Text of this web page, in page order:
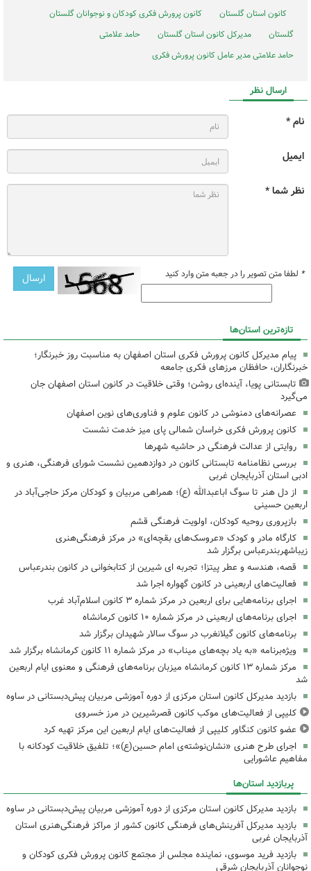
کانون استان گلستان
کانون پرورش فکری کودکان و نوجوانان گلستان
گلستان
مدیرکل کانون استان گلستان
حامد علامتی
حامد علامتی مدیر عامل کانون پرورش فکری
ارسال نظر
نام *
ایمیل
نظر شما *
* لطفا متن تصویر را در جعبه متن وارد کنید
تازه‌ترین استان‌ها
پیام مدیرکل کانون پرورش فکری استان اصفهان به مناسبت روز خبرنگار؛
خبرنگاران، حافظان مرزهای فکری جامعه
تابستانی پویا، آینده‌ای روشن؛ وقتی خلاقیت در کانون استان اصفهان جان
می‌گیرد
عصرانه‌های دمنوشی در کانون علوم و فناوری‌های نوین اصفهان
کانون پرورش فکری خراسان شمالی پای میز خدمت نشست
روایتی از عدالت فرهنگی در حاشیه شهرها
بررسی نظامنامه تابستانی کانون در دوازدهمین نشست شورای فرهنگی، هنری و
ادبی استان آذربایجان غربی
از دل هنر تا سوگ اباعبدالله (ع)؛ همراهی مربیان و کودکان مرکز حاجی‌آباد در
اربعین حسینی
بازپروری روحیه کودکان، اولویت فرهنگی قشم
کارگاه مادر و کودک «عروسک‌های بقچه‌ای» در مرکز فرهنگی‌هنری
زیباشهربندرعباس برگزار شد
قصه، هندسه و عطر پیتزا؛ تجربه ای شیرین از کتابخوانی در کانون بندرعباس
فعالیت‌های اربعینی در کانون گهواره اجرا شد
اجرای برنامه‌هایی برای اربعین در مرکز شماره ۳ کانون اسلام‌آباد غرب
اجرای برنامه‌های اربعینی در مرکز شماره ۱۰ کانون کرمانشاه
برنامه‌های کانون گیلانغرب در سوگ سالار شهیدان برگزار شد
ویژه‌برنامه «به یاد بچه‌های میناب» در مرکز شماره ۱۱ کانون کرمانشاه برگزار شد
مرکز شماره ۱۳ کانون کرمانشاه میزبان برنامه‌های فرهنگی و معنوی ایام اربعین
شد
بازدید مدیرکل کانون استان مرکزی از دوره آموزشی مربیان پیش‌دبستانی در ساوه
کلیپی از فعالیت‌های موکب کانون قصرشیرین در مرز خسروی
عضو کانون کنگاور کلیپی از فعالیت‌های ایام اربعین این مرکز تهیه کرد
اجرای طرح هنری «نشان‌نوشته‌ی امام حسین(ع)»؛ تلفیق خلاقیت کودکانه با
مفاهیم عاشورایی
پربازدید استان‌ها
بازدید مدیرکل کانون استان مرکزی از دوره آموزشی مربیان پیش‌دبستانی در ساوه
بازدید مدیرکل آفرینش‌های فرهنگی کانون کشور از مراکز فرهنگی‌هنری استان
آذربایجان غربی
بازدید فرید موسوی، نماینده مجلس از مجتمع کانون پرورش فکری کودکان و
نوجوانان آذربایجان شرقی